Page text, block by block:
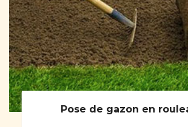
Pose de gazon en